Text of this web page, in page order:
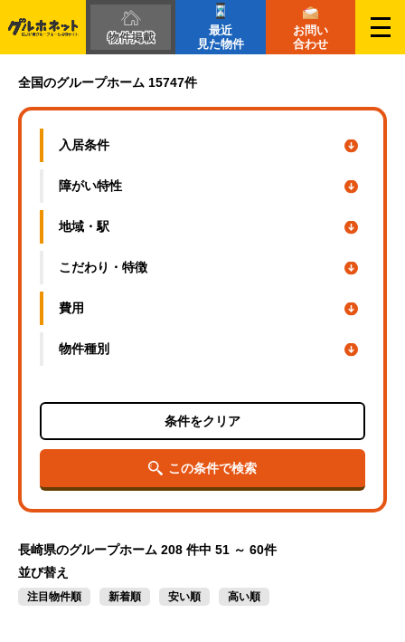
物件掲載
最近
見た物件
お問い
合わせ
長崎県の障がい者グループホーム一覧｜グルホネット
全国のグループホーム 15747件
入居条件
障がい特性
地域・駅
こだわり・ 特徴
費用
物件種別
条件をクリア
この条件で検索
長崎県のグループホーム 208 件中 51 ～ 60件
並び替え
注目物件順 新着順 安い順 高い順